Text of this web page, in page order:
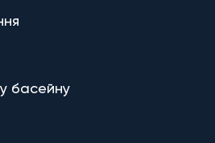
басейну